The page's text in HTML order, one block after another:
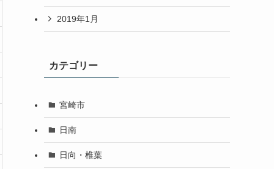
2019年1月
カテゴリー
宮崎市
日南
日向・椎葉